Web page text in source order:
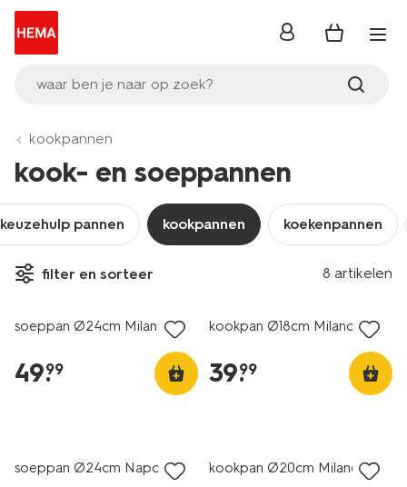
waar ben je naar op zoek?
inloggen
kookpannen
kook- en soeppannen
kookpannen koekenpannen
keuzehulp pannen
filter en sorteer 8 artikelen
soeppan Ø24cm Milano
49.
99
kookpan Ø18cm Milano
39.
99
soeppan Ø24cm Napoli kookpan Ø20cm Milano